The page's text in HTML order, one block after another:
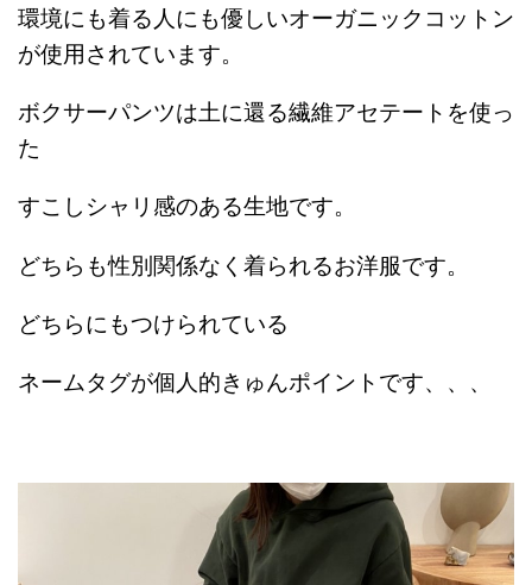
環境にも着る人にも優しいオーガニックコットン
が使用されています。
ボクサーパンツは土に還る繊維アセテートを使っ
た
すこしシャリ感のある生地です。
どちらも性別関係なく着られるお洋服です。
どちらにもつけられている
ネームタグが個人的きゅんポイントです、、、